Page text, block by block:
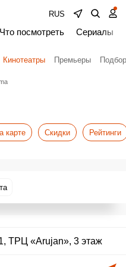
RUS
Что посмотреть Сериалы
Кинотеатры Премьеры
карте Скидки Рейтинги
ТРЦ «Arujan», 3 этаж